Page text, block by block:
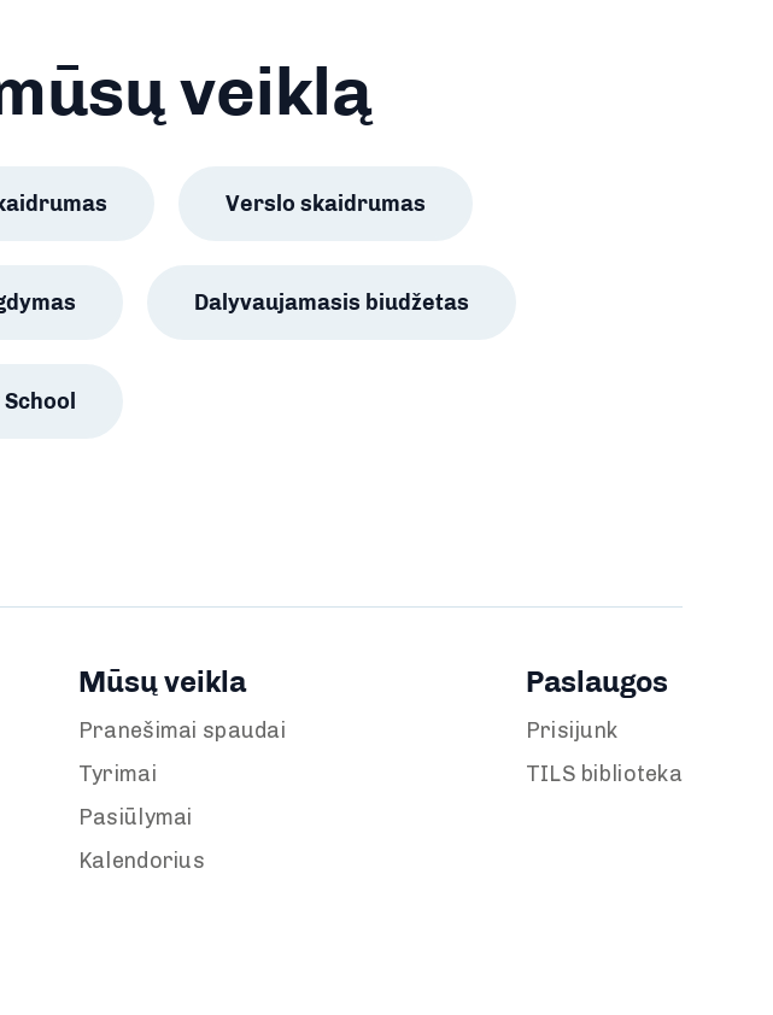
veiklą
Verslo skaidrumas
Dalyvaujamasis biudžetas
Mūsų veikla
Pranešimai spaudai
Tyrimai
Pasiūlymai
Kalendorius
Paslaugos
Prisijunk
TILS biblioteka